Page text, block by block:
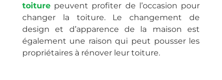
toiturepeuvent profiter de l’occasion pour
changer la toiture. Le changement de
design et d’apparence de la maison est
également une raison qui peut pousser les
propriétaires à rénover leur toiture.